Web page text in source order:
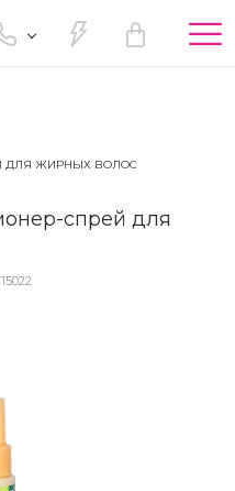
ДЛЯ ЖИРНЫХ ВОЛОС
спрей для